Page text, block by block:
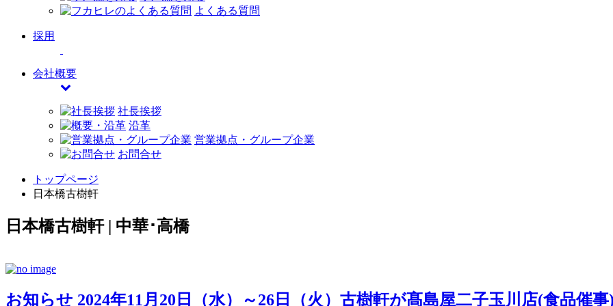
よくある質問
採用
会社概要
社長挨拶
沿革
営業拠点・グループ企業
お問合せ
トップページ
日本橋古樹軒
日本橋古樹軒 | 中華･高橋
お知らせ 2024年11月20日（水）～26日（火）古樹軒が髙島屋二子玉川店(食品催事